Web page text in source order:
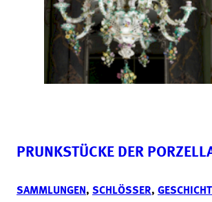
PRUNKSTÜCKE DER
SAMMLUNGEN, SCHLÖSSER,